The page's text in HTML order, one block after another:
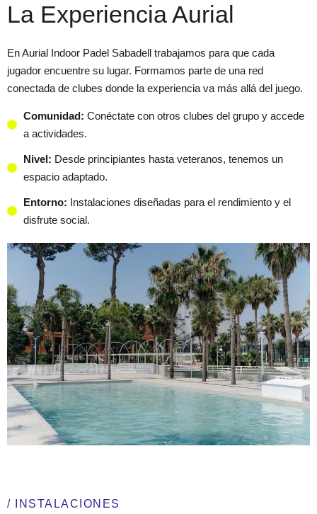
La Experiencia Aurial
En Aurial Indoor Padel Sabadell trabajamos para que cada
jugador encuentre su lugar. Formamos parte de una red
conectada de clubes donde la experiencia va más allá del juego.
Comunidad: Conéctate con otros clubes del grupo y accede
a actividades.
Nivel: Desde principiantes hasta veteranos, tenemos un
espacio adaptado.
Entorno: Instalaciones diseñadas para el rendimiento y el
disfrute social.
/ INSTALACIONES